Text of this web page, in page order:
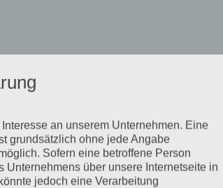
an unserem Unternehmen. Eine
grundsätzlich ohne jede Angabe
Sofern eine betroffene Person
Unternehmens über unsere Internetseite in
jedoch eine Verarbeitung